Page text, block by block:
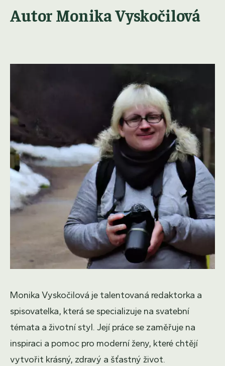
Autor Monika Vyskočilová
Monika Vyskočilová je talentovaná redaktorka a
spisovatelka, která se specializuje na svatební
témata a životní styl. Její práce se zaměřuje na
inspiraci a pomoc pro moderní ženy, které chtějí
vytvořit krásný, zdravý a šťastný život.